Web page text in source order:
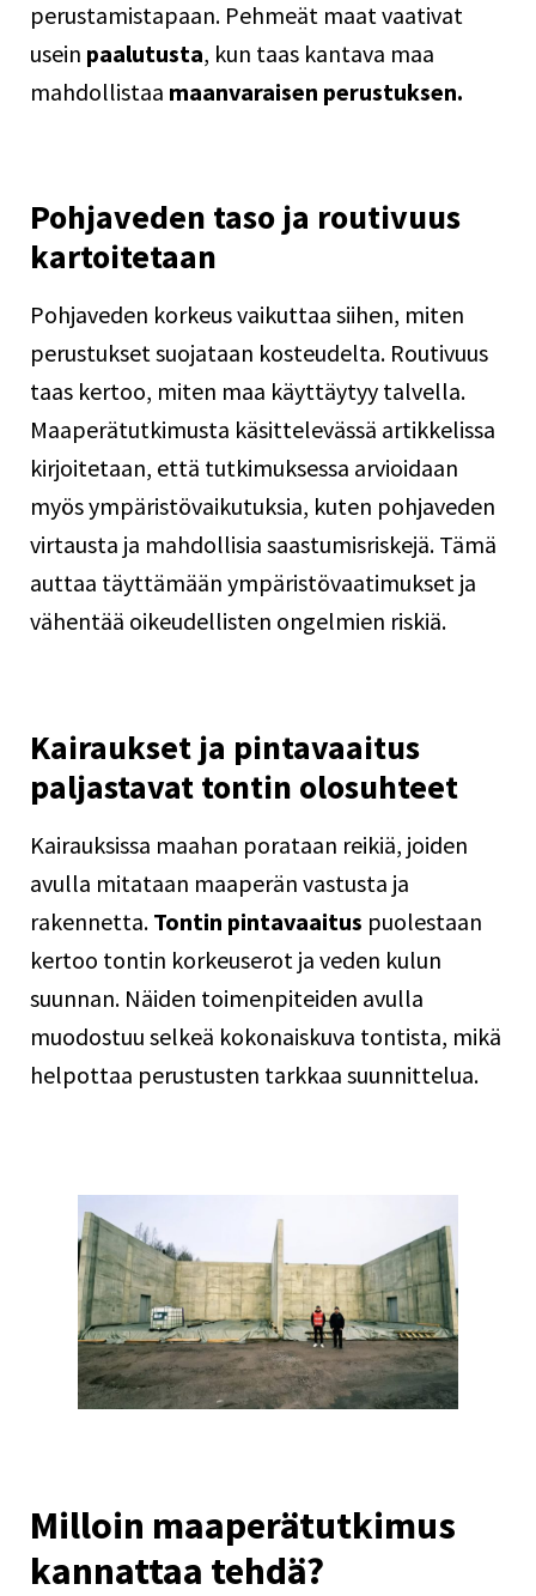
perustamistapaan. Pehmeät maat vaativat
usein paalutusta, kun taas kantava maa
mahdollistaa maanvaraisen perustuksen.
Pohjaveden taso ja routivuus
kartoitetaan
Pohjaveden korkeus vaikuttaa siihen, miten
perustukset suojataan kosteudelta. Routivuus
taas kertoo, miten maa käyttäytyy talvella.
Maaperätutkimusta käsittelevässä artikkelissa
kirjoitetaan, että tutkimuksessa arvioidaan
myös ympäristövaikutuksia, kuten pohjaveden
virtausta ja mahdollisia saastumisriskejä. Tämä
auttaa täyttämään ympäristövaatimukset ja
vähentää oikeudellisten ongelmien riskiä.
Kairaukset ja pintavaaitus
paljastavat tontin olosuhteet
Kairauksissa maahan porataan reikiä, joiden
avulla mitataan maaperän vastusta ja
rakennetta. Tontin pintavaaitus puolestaan
kertoo tontin korkeuserot ja veden kulun
suunnan. Näiden toimenpiteiden avulla
muodostuu selkeä kokonaiskuva tontista, mikä
helpottaa perustusten tarkkaa suunnittelua.
Milloin maaperätutkimus
kannattaa tehdä?